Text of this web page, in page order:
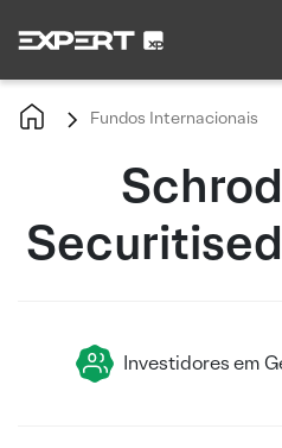
Fundos Internacionais
Investidores em